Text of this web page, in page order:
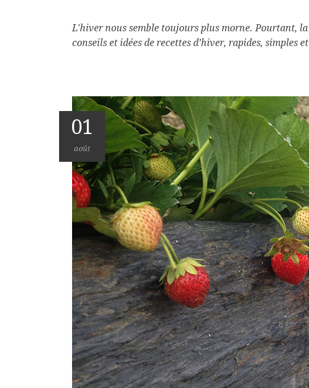
L'hiver nous semble toujours plus morne. Pourtant,
conseils et idées de recettes d’hiver, rapides, simples
01
août